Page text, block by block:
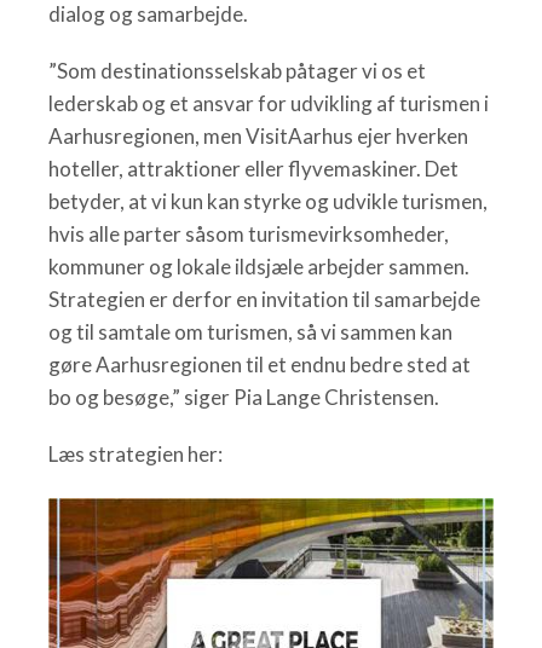
dialog og samarbejde.
”Som destinationsselskab påtager vi os et
lederskab og et ansvar for udvikling af turismen i
Aarhusregionen, men VisitAarhus ejer hverken
hoteller, attraktioner eller flyvemaskiner. Det
betyder, at vi kun kan styrke og udvikle turismen,
hvis alle parter såsom turismevirksomheder,
kommuner og lokale ildsjæle arbejder sammen.
Strategien er derfor en invitation til samarbejde
og til samtale om turismen, så vi sammen kan
gøre Aarhusregionen til et endnu bedre sted at
bo og besøge,” siger Pia Lange Christensen.
Læs strategien her: